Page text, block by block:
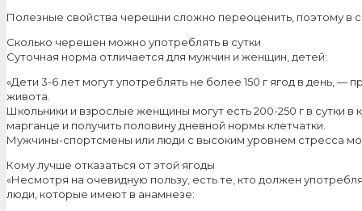
Полезные свойства черешни сложно переоценить, поэтому в
Сколько черешен можно употреблять в сутки
Суточная норма отличается для мужчин и женщин, детей:
«Дети 3-6 лет могут употреблять не более 150 г ягод в день,
живота.
Школьники и взрослые женщины могут есть 200-250 г в сутки
марганце и получить половину дневной нормы клетчатки.
Мужчины-спортсмены или люди с высоким уровнем стресса
Кому лучше отказаться от этой ягоды
«Несмотря на очевидную пользу, есть те, кто должен
люди, которые имеют в анамнезе: